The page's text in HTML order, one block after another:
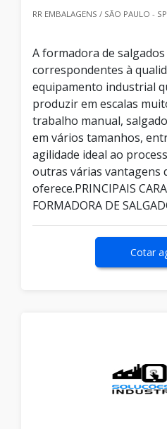
RR EMBALAGENS / SÃO PAULO - SP
A formadora de
correspondentes à
equipamento industrial
produzir em escalas
trabalho manual,
em vários tamanhos,
agilidade ideal ao
outras várias vantagens
oferece.PRINCIPAIS
FORMADORA DE
Cotar